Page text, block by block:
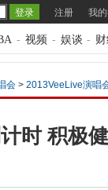
注册 我
- 视频 - 娱谈 -
会 > 2013VeeLive演唱
时 积极